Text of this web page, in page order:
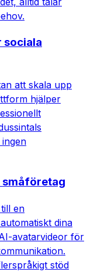
sociala
att skala upp
hjälper
småföretag
en
dina
avatarvideor för
stöd